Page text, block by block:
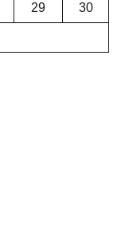
29 30